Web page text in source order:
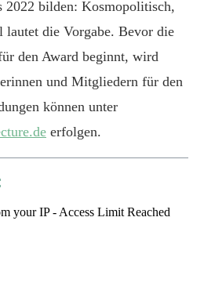
2022 bilden: Kosmopolitisch,
lautet die Vorgabe. Bevor die
den Award beginnt, wird
und Mitgliedern für den
können unter
erfolgen.